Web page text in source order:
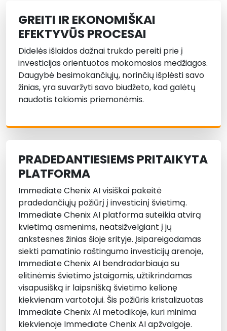
GREITI IR EKONOMIŠKAI
EFEKTYVŪS PROCESAI
Didelės išlaidos dažnai trukdo pereiti prie į
investicijas orientuotos mokomosios medžiagos.
Daugybė besimokančiųjų, norinčių išplėsti savo
žinias, yra suvaržyti savo biudžeto, kad galėtų
naudotis tokiomis priemonėmis.
PRADEDANTIESIEMS PRITAIKYTA
PLATFORMA
Immediate Chenix AI visiškai pakeitė
pradedančiųjų požiūrį į investicinį švietimą.
Immediate Chenix AI platforma suteikia atvirą
kvietimą asmenims, neatsižvelgiant į jų
ankstesnes žinias šioje srityje. Įsipareigodamas
siekti pamatinio raštingumo investicijų arenoje,
Immediate Chenix AI bendradarbiauja su
elitinėmis švietimo įstaigomis, užtikrindamas
visapusišką ir laipsnišką švietimo kelionę
kiekvienam vartotojui. Šis požiūris kristalizuotas
Immediate Chenix AI metodikoje, kuri minima
kiekvienoje Immediate Chenix AI apžvalgoje.